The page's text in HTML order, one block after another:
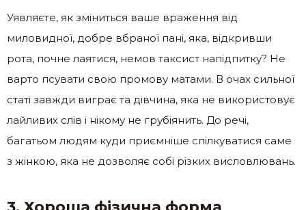
Уявляєте, як зміниться ваше враження від
миловидної, добре вбраної пані, яка, відкривши
рота, почне лаятися, немов таксист напідпитку? Не
варто псувати свою промову матами. В очах сильної
статі завжди виграє та дівчина, яка не використовує
лайливих слів і нікому не грубіянить. До речі,
багатьом людям куди приємніше спілкуватися саме
з жінкою, яка не дозволяє собі різких висловлювань.